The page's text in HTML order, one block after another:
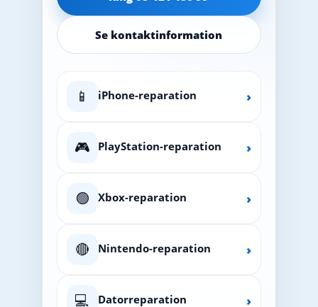
Se kontaktinformation
📱 iPhone-reparation ›
🎮 PlayStation-reparation ›
🟢 Xbox-reparation ›
🔴 Nintendo-reparation ›
💻 Datorreparation ›